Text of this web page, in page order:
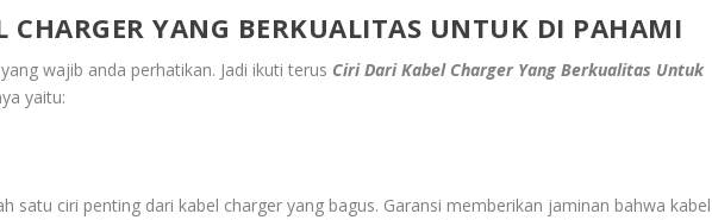
CHARGER YANG BERKUALITAS UNTUK DI PAHAMI
wajib anda perhatikan. Jadi ikuti terus Ciri Dari Kabel Charger Yang Berkualitas Untuk
yaitu:
satu ciri penting dari kabel charger yang bagus. Garansi memberikan jaminan bahwa kabel